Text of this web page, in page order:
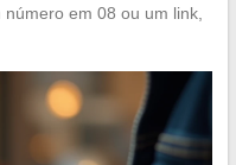
em 08 ou um link,